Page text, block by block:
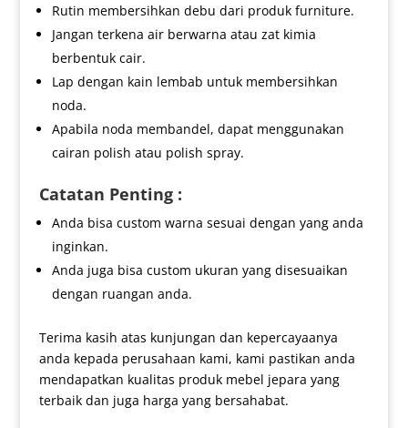
Rutin membersihkan debu dari produk furniture.
Jangan terkena air berwarna atau zat kimia
berbentuk cair.
Lap dengan kain lembab untuk membersihkan
noda.
Apabila noda membandel, dapat menggunakan
cairan polish atau polish spray.
Catatan Penting :
Anda bisa custom warna sesuai dengan yang anda
inginkan.
Anda juga bisa custom ukuran yang disesuaikan
dengan ruangan anda.
Terima kasih atas kunjungan dan kepercayaanya
anda kepada perusahaan kami, kami pastikan anda
mendapatkan kualitas produk mebel jepara yang
terbaik dan juga harga yang bersahabat.